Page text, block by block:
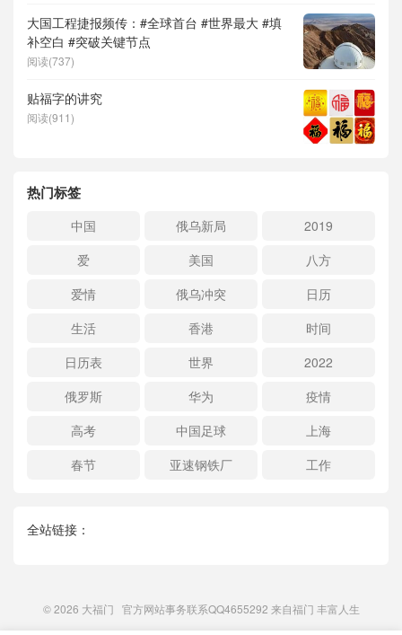
大国工程捷报频传：#全球首台 #世界最大 #填
补空白 #突破关键节点
阅读(737)
贴福字的讲究
阅读(911)
热门标签
中国 俄乌新局
2019
爱
美国
八方
爱情
俄乌冲突
日历
生活
香港
时间
日历表
世界
2022
俄罗斯
华为
疫情
高考
中国足球
上海
春节
亚速钢铁厂 工作
全站链接：
© 2026 大福门 官方网站事务联系QQ4655292 来自福门 丰富人生